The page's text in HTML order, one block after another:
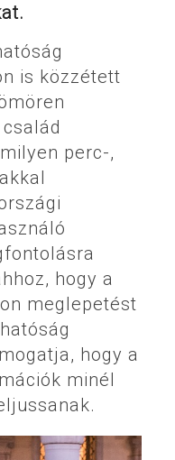
is közzétett
perc-,
hogy a
meglepetést
hogy a
minél